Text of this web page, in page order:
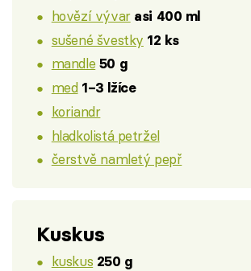
hovězí vývar asi 400 ml
sušené švestky 12 ks
mandle 50 g
med 1–3 lžíce
koriandr
hladkolistá petržel
čerstvě namletý pepř
Kuskus
kuskus 250 g